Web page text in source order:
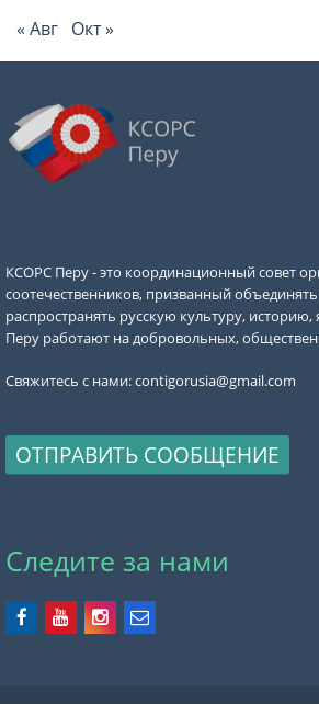
« Авг Окт »
КСОРС Перу - это координационный совет
соотечественников, призванный
распространять русскую культуру,
Перу работают на добровольных,
Свяжитесь с нами:contigorusia@gmail.com
ОТПРАВИТЬ СООБЩЕНИЕ
Следите за нами